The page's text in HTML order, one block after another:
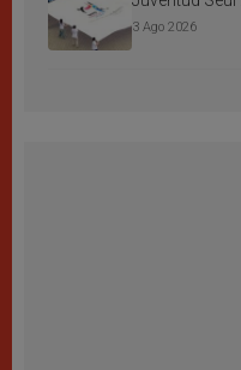
3 Ago 2026